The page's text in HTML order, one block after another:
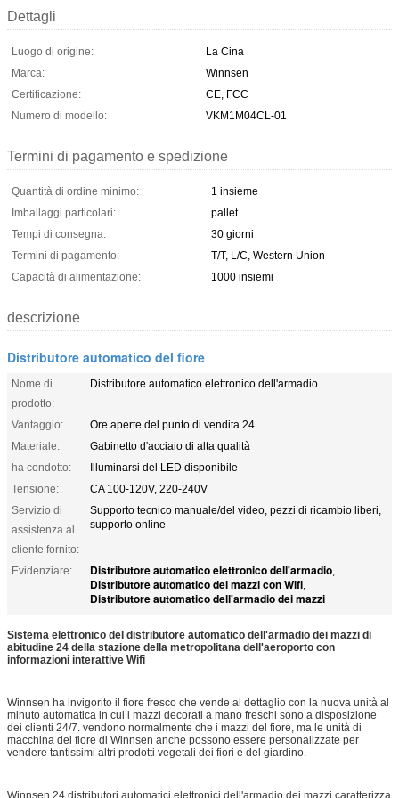
Dettagli
Luogo di origine:
La Cina
Marca:
Winnsen
Certificazione:
CE, FCC
Numero di modello:
VKM1M04CL-01
Termini di pagamento e spedizione
Quantità di ordine minimo:
1 insieme
Imballaggi particolari:
pallet
Tempi di consegna:
30 giorni
Termini di pagamento:
T/T, L/C, Western Union
Capacità di alimentazione:
1000 insiemi
descrizione
Distributore automatico del fiore
Nome di
prodotto:
Distributore automatico elettronico dell'armadio
Vantaggio:
Ore aperte del punto di vendita 24
Materiale:
Gabinetto d'acciaio di alta qualità
ha condotto:
Illuminarsi del LED disponibile
Tensione:
CA 100-120V, 220-240V
Servizio di
assistenza al
cliente fornito:
Supporto tecnico manuale/del video, pezzi di ricambio liberi,
supporto online
Evidenziare: Distributore automatico elettronico dell'armadio,
Distributore automatico dei mazzi con Wifi,
Distributore automatico dell'armadio dei mazzi
Sistema elettronico del distributore automatico dell'armadio dei mazzi di
abitudine 24 della stazione della metropolitana dell'aeroporto con
informazioni interattive Wifi
Winnsen ha invigorito il fiore fresco che vende al dettaglio con la nuova unità al
minuto automatica in cui i mazzi decorati a mano freschi sono a disposizione
dei clienti 24/7. vendono normalmente che i mazzi del fiore, ma le unità di
macchina del fiore di Winnsen anche possono essere personalizzate per
vendere tantissimi altri prodotti vegetali dei fiori e del giardino.
Winnsen 24 distributori automatici elettronici dell'armadio dei mazzi caratterizza